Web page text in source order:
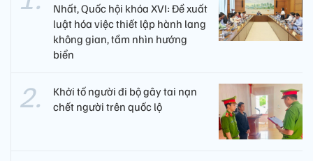
Nhất, Quốc hội khóa XVI: Đề xuất
luật hóa việc thiết lập hành lang
không gian, tầm nhìn hướng
biển
Khởi tố người đi bộ gây tai nạn
chết người trên quốc lộ